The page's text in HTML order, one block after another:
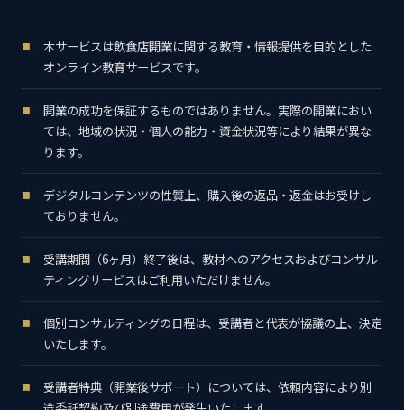
本サービスは飲食店開業に関する教育・情報提供を目的とした
オンライン教育サービスです。
開業の成功を保証するものではありません。実際の開業におい
ては、地域の状況・個人の能力・資金状況等により結果が異な
ります。
デジタルコンテンツの性質上、購入後の返品・返金はお受けし
ておりません。
受講期間（6ヶ月）終了後は、教材へのアクセスおよびコンサル
ティングサービスはご利用いただけません。
個別コンサルティングの日程は、受講者と代表が協議の上、決定
いたします。
受講者特典（開業後サポート）については、依頼内容により別